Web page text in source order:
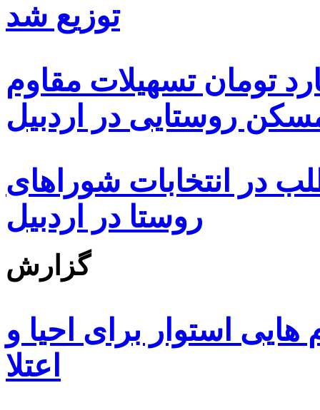
توزیع شد
هزار و ۴۸۰ میلیارد تومان تسهیلات مقاوم
روستایی در اردبیل
از ۵۰۰۰ داوطلب در انتخابات شوراهای
روستا در اردبیل
گزارش
استوار برای احیا و
اعتلا